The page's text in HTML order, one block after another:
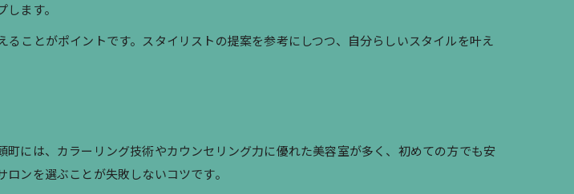
ー相談時のポイントを解説
イメージを伝えるコツ
ます。
ことがポイントです。スタイリストの提案を参考にしつつ、自分らしいスタイルを叶え
には、カラーリング技術やカウンセリング力に優れた美容室が多く、初めての方でも安
ンを選ぶことが失敗しないコツです。